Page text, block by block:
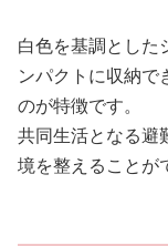
白色を基調とした
ンパクトに収納で
のが特徴です。
共同生活となる避
境を整えることが